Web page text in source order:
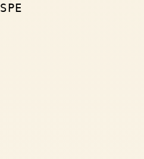
SPE